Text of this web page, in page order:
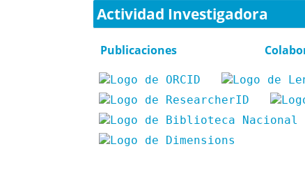
Actividad Investigadora
Publicaciones